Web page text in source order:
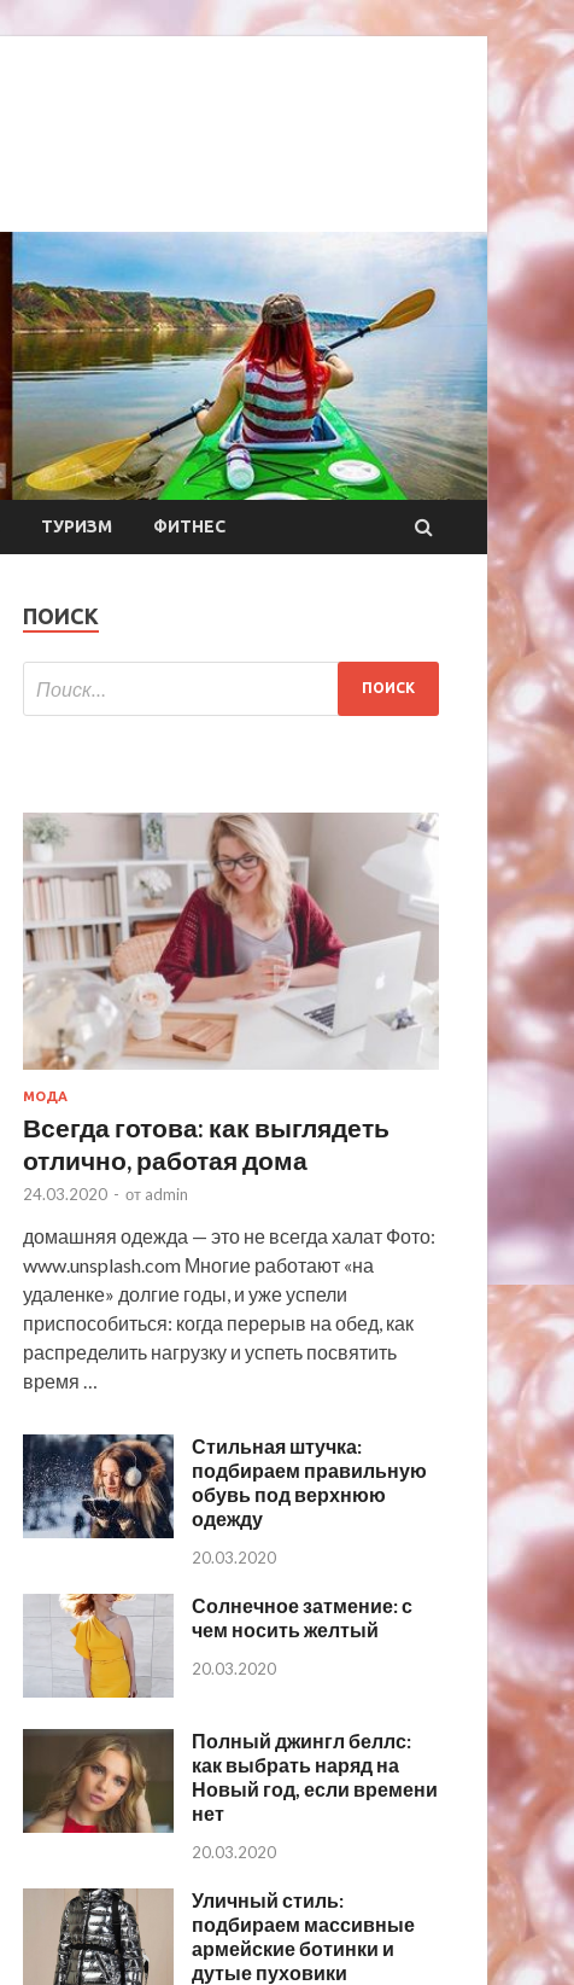
ТУРИЗМ ФИТНЕС
ПОИСК
МОДА
Всегда готова: как выглядеть
отлично, работая дома
24.03.2020 - от admin
домашняя одежда — это не всегда халат Фото:
www.unsplash.com Многие работают «на
удаленке» долгие годы, и уже успели
приспособиться: когда перерыв на обед, как
распределить нагрузку и успеть посвятить
время …
Стильная штучка:
подбираем правильную
обувь под верхнюю
одежду
20.03.2020
Солнечное затмение: с
чем носить желтый
20.03.2020
Полный джингл беллс:
как выбрать наряд на
Новый год, если времени
нет
20.03.2020
Уличный стиль:
подбираем массивные
армейские ботинки и
дутые пуховики